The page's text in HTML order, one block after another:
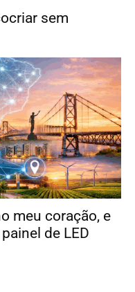
sem
meu coração, e
de LED